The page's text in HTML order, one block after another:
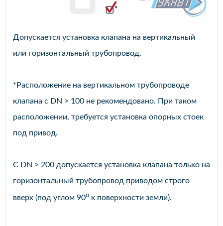
Допускается установка клапана на вертикальный
или горизонтальный трубопровод.
*Расположение на вертикальном трубопроводе
клапана с DN > 100 не рекомендовано. При таком
расположении, требуется установка опорных стоек
под привод.
С DN > 200 допускается установка клапана только на
горизонтальный трубопровод приводом строго
вверх (под углом 90o к поверхности земли).